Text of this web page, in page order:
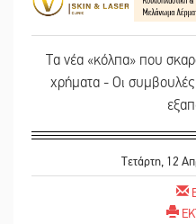
Τα νέα «κόλπα» που
χρήματα - Οι
Τετάρτη, 12